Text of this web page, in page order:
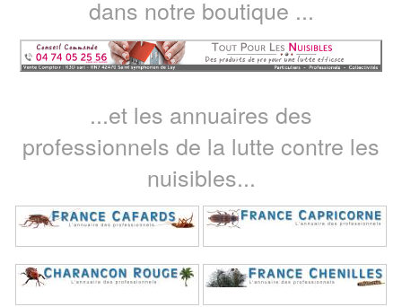
dans notre boutique ...
...et les annuaires des
professionnels de la lutte contre les
nuisibles...